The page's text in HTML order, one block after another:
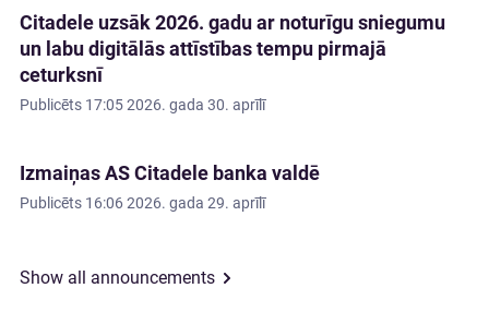
Citadele uzsāk 2026. gadu ar noturīgu sniegumu
un labu digitālās attīstības tempu pirmajā
ceturksnī
Publicēts 17:05 2026. gada 30. aprīlī
Izmaiņas AS Citadele banka valdē
Publicēts 16:06 2026. gada 29. aprīlī
Show all announcements